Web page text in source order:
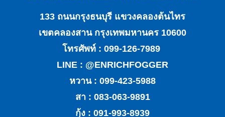
133 ถนนกรุงธนบุรี แขวงคลองต้นไทร
เขตคลองสาน กรุงเทพมหานคร 10600
โทรศัพท์ : 099-126-7989
LINE : @ENRICHFOGGER
หวาน : 099-423-5988
สา : 083-063-9891
กุ้ง : 091-993-8939